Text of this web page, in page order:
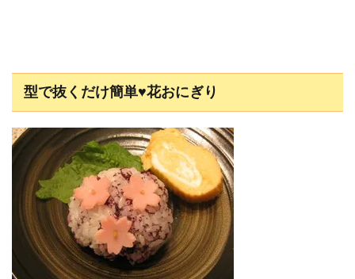
型で抜くだけ簡単♥花おにぎり